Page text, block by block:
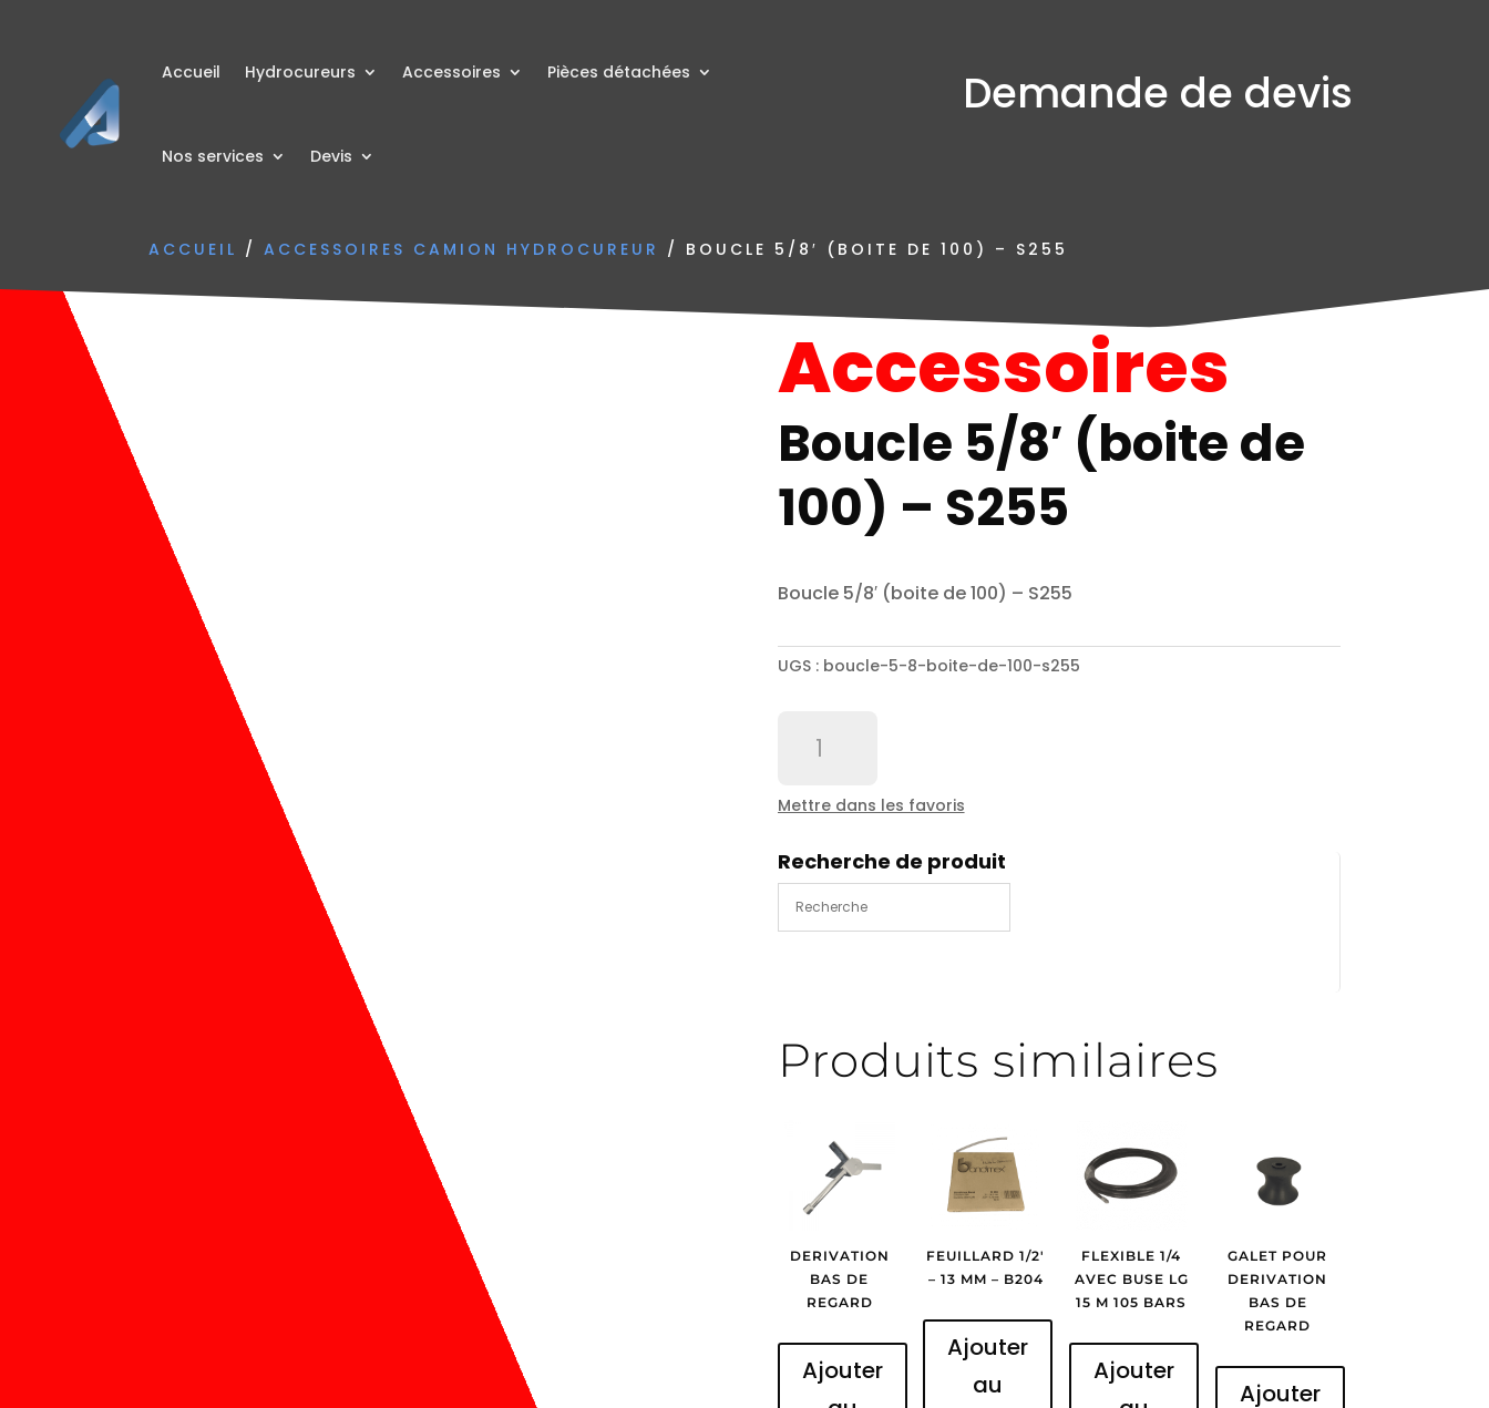
Accueil Hydrocureurs Accessoires Pièces détachées
Nos services Devis
Demande de devis
ACCUEIL /ACCESSOIRES CAMION HYDROCUREUR / BOUCLE 5/8′ (BOITE DE 100) – S255
Accessoires
Boucle 5/8′ (boite de
100) – S255
Boucle 5/8′ (boite de 100) – S255
UGS : boucle-5-8-boite-de-100-s255
5/8'
de
100)
S255
Mettre dans les favoris
Recherche de produit
Produits similaires
DERIVATION
BAS DE
REGARD
Ajouter
FEUILLARD 1/2′
– 13 MM – B204
Ajouter
au
FLEXIBLE 1/4
AVEC BUSE LG
15 M 105 BARS
Ajouter
GALET POUR
DERIVATION
BAS DE
REGARD
Ajouter